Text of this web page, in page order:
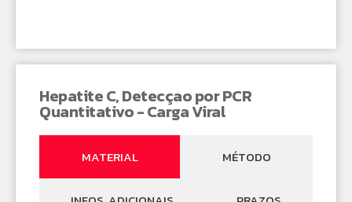
Hepatite C, Detecçao por PCR
Quantitativo - Carga Viral
MATERIAL MÉTODO